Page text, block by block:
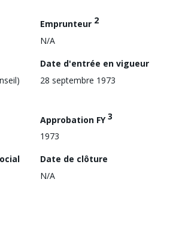
Emprunteur 2
N/A
Date d'entrée en vigueur
28 septembre 1973
Approbation FY3
1973
Date de clôture
N/A